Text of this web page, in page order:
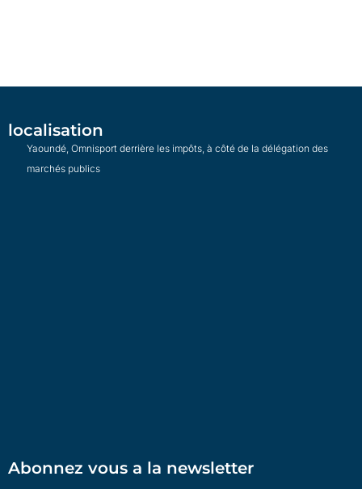
localisation
Yaoundé, Omnisport derrière les impôts, à côté de la délégation des
marchés publics
Abonnez vous a la newsletter